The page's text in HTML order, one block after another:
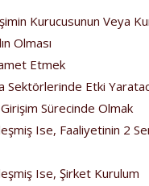
Kurucusunun Veya
Olması
Etmek
Sektörlerinde Etki
Sürecinde Olmak
Ise, Faaliyetinin 2
Ise, Şirket Kurulum